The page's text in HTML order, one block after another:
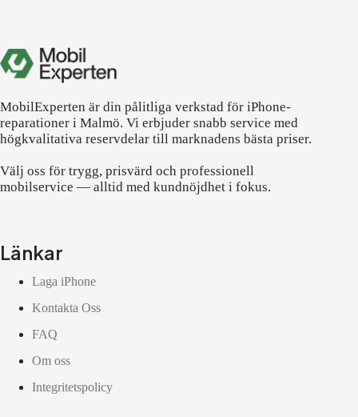
MobilExperten är din pålitliga verkstad för iPhone-
reparationer i Malmö. Vi erbjuder snabb service med
högkvalitativa reservdelar till marknadens bästa priser.
Välj oss för trygg, prisvärd och professionell
mobilservice — alltid med kundnöjdhet i fokus.
Länkar
Laga iPhone
Kontakta Oss
FAQ
Om oss
Integritetspolicy